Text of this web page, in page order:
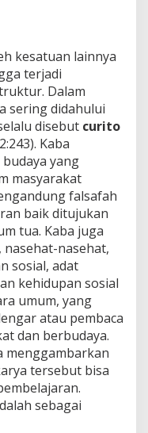
kesatuan lainnya
terjadi
Dalam
sering didahului
disebut curito
Kaba
yang
masyarakat
falsafah
baik ditujukan
tua. Kaba juga
nasehat,
sosial, adat
kehidupan sosial
umum, yang
atau pembaca
dan berbudaya.
menggambarkan
tersebut bisa
sebagai